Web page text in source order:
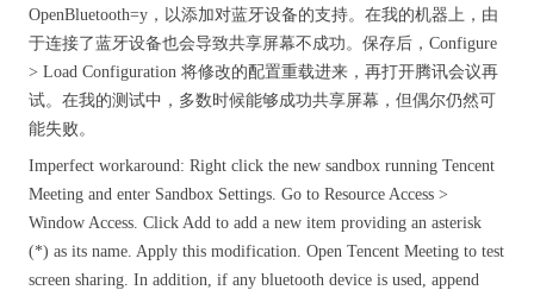
OpenBluetooth=y，以添加对蓝牙设备的支持。在我的机器上，由
于连接了蓝牙设备也会导致共享屏幕不成功。保存后，Configure
> Load Configuration 将修改的配置重载进来，再打开腾讯会议再
试。在我的测试中，多数时候能够成功共享屏幕，但偶尔仍然可
能失败。
Imperfect workaround: Right click the new sandbox running Tencent
Meeting and enter Sandbox Settings. Go to Resource Access >
Window Access. Click Add to add a new item providing an asterisk
(*) as its name. Apply this modification. Open Tencent Meeting to test
screen sharing. In addition, if any bluetooth device is used, append